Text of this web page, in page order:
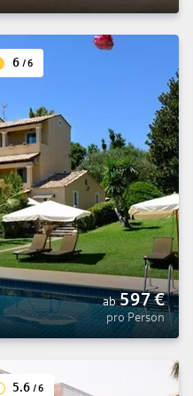
6 /6
ab 597€
pro Person
5.6 /6